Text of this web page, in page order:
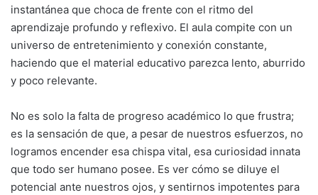
instantánea que choca de frente con el ritmo del
aprendizaje profundo y reflexivo. El aula compite con un
universo de entretenimiento y conexión constante,
haciendo que el material educativo parezca lento, aburrido
y poco relevante.
No es solo la falta de progreso académico lo que frustra;
es la sensación de que, a pesar de nuestros esfuerzos, no
logramos encender esa chispa vital, esa curiosidad innata
que todo ser humano posee. Es ver cómo se diluye el
potencial ante nuestros ojos, y sentirnos impotentes para